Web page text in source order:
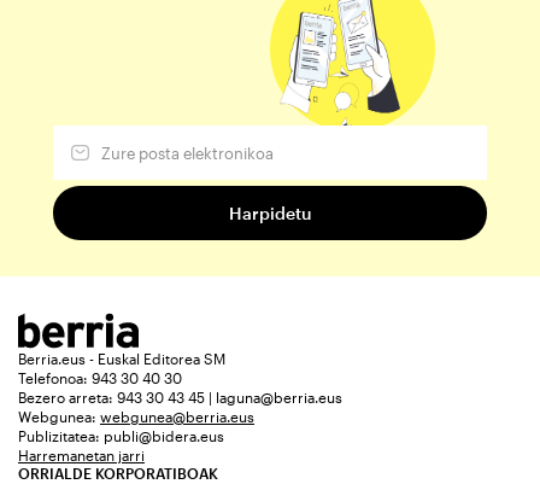
Berria.eus - Euskal Editorea SM
Telefonoa: 943 30 40 30
Bezero arreta: 943 30 43 45 | laguna@berria.eus
Webgunea: webgunea@berria.eus
Publizitatea: publi@bidera.eus
Harremanetan jarri
ORRIALDE KORPORATIBOAK